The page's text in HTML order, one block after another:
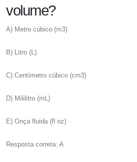
volume?
A) Metro cúbico (m3)
B) Litro (L)
C) Centímetro cúbico (cm3)
D) Mililitro (mL)
E) Onça fluida (fl oz)
Resposta correta: A